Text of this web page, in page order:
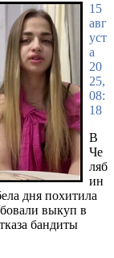
15
авг
уст
а
20
25,
08:
18
В
Че
ляб
ин
дня похитила
выкуп в
бандиты